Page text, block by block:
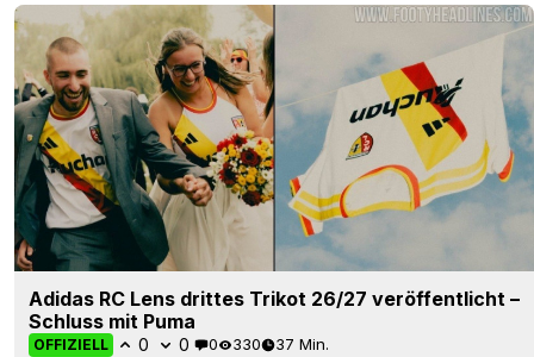
Adidas RC Lens drittes Trikot 26/27 veröffentlicht –
Schluss mit Puma
OFFIZIELL 0 0 0 330 37 Min.